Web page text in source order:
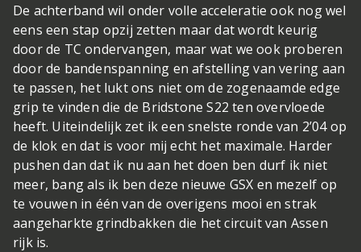
De achterband wil onder volle acceleratie ook nog wel
eens een stap opzij zetten maar dat wordt keurig
door de TC ondervangen, maar wat we ook proberen
door de bandenspanning en afstelling van vering aan
te passen, het lukt ons niet om de zogenaamde edge
grip te vinden die de Bridstone S22 ten overvloede
heeft. Uiteindelijk zet ik een snelste ronde van 2’04 op
de klok en dat is voor mij echt het maximale. Harder
pushen dan dat ik nu aan het doen ben durf ik niet
meer, bang als ik ben deze nieuwe GSX en mezelf op
te vouwen in één van de overigens mooi en strak
aangeharkte grindbakken die het circuit van Assen
rijk is.